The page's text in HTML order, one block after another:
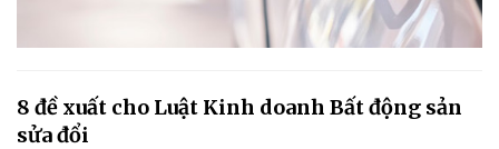
8 đề xuất cho Luật Kinh doanh Bất động sản
sửa đổi